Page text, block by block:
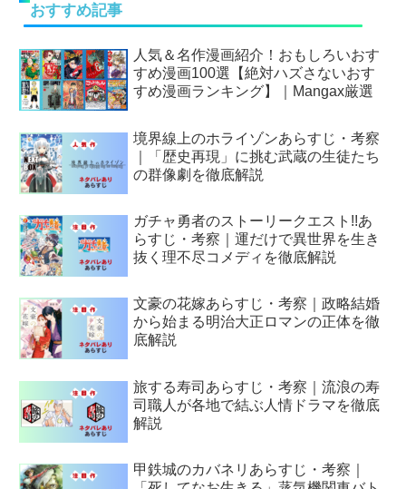
おすすめ記事
人気＆名作漫画紹介！おもしろいおす
すめ漫画100選【絶対ハズさないおす
すめ漫画ランキング】｜Mangax厳選
境界線上のホライゾンあらすじ・考察
｜「歴史再現」に挑む武蔵の生徒たち
の群像劇を徹底解説
ガチャ勇者のストーリークエスト!!あ
らすじ・考察｜運だけで異世界を生き
抜く理不尽コメディを徹底解説
文豪の花嫁あらすじ・考察｜政略結婚
から始まる明治大正ロマンの正体を徹
底解説
旅する寿司あらすじ・考察｜流浪の寿
司職人が各地で結ぶ人情ドラマを徹底
解説
甲鉄城のカバネリあらすじ・考察｜